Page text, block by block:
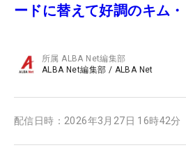
ードに替えて好調のキム
所属ALBA Net編集部
ALBA Net編集部 / ALBA Net
配信日時： 2026年3月27日 16時42分